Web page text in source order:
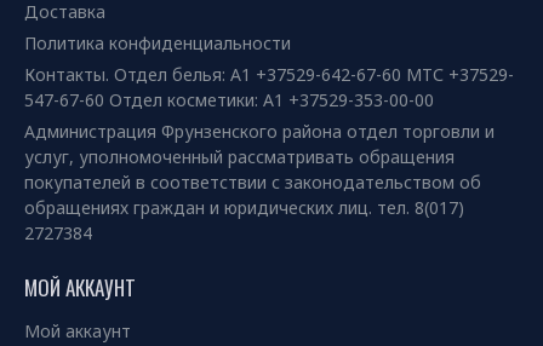
Доставка
Политика конфиденциальности
Контакты. Отдел белья: А1 +37529-642-67-60 МТС +37529-
547-67-60 Отдел косметики: А1 +37529-353-00-00
Администрация Фрунзенского района отдел торговли и
услуг, уполномоченный рассматривать обращения
покупателей в соответствии с законодательством об
обращениях граждан и юридических лиц. тел. 8(017)
2727384
МОЙ АККАУНТ
Мой аккаунт